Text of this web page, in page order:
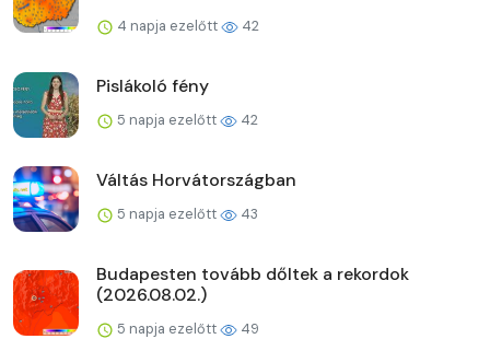
4 napja ezelőtt 42
Pislákoló fény
5 napja ezelőtt 42
Váltás Horvátországban
5 napja ezelőtt 43
Budapesten tovább dőltek a rekordok
(2026.08.02.)
5 napja ezelőtt 49